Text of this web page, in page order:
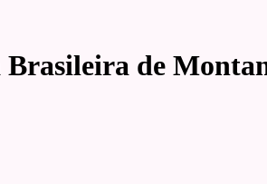
Brasileira de